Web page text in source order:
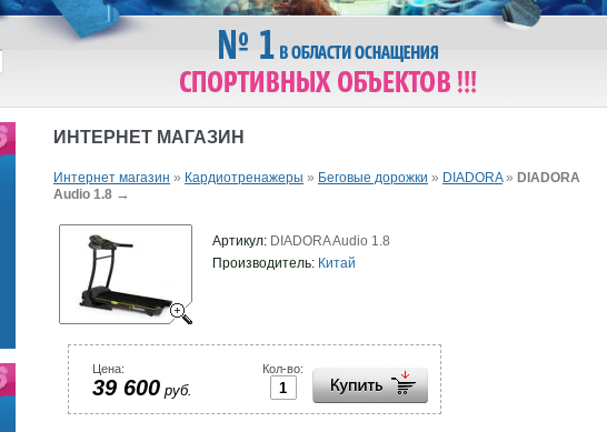
ИНТЕРНЕТ МАГАЗИН
Интернет магазин » Кардиотренажеры » Беговые дорожки » DIADORA» DIADORA
Audio 1.8 →
Артикул: DIADORA Audio 1.8
Производитель: Китай
Кол-во:
Цена:
39 600 руб.